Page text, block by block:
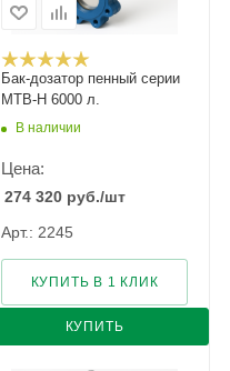
Бак-дозатор пенный серии
MTB-H 6000 л.
В наличии
Цена:
274 320 руб./шт
Арт.: 2245
КУПИТЬ
КУПИТЬ В 1 КЛИК